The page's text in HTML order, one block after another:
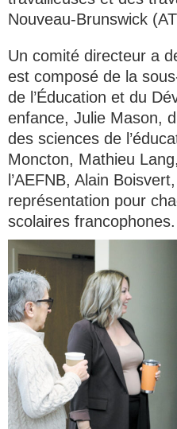
Nouveau-Brunswick
Un comité directeur a
est composé de la
de l’Éducation et du
enfance, Julie Mason,
des sciences de
Moncton, Mathieu
l’AEFNB, Alain
représentation pour
scolaires francophones.